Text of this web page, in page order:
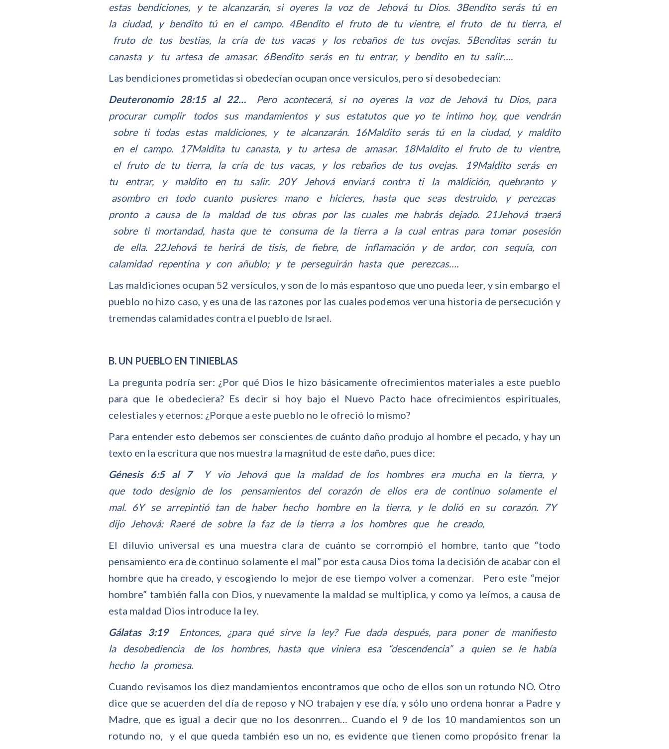
estas bendiciones, y te alcanzarán, si oyeres la voz de Jehová tu Dios. 3Bendito serás tú en
la ciudad, y bendito tú en el campo. 4Bendito el fruto de tu vientre, el fruto de tu tierra, el
fruto de tus bestias, la cría de tus vacas y los rebaños de tus ovejas. 5Benditas serán tu
canasta y tu artesa de amasar. 6Bendito serás en tu entrar, y bendito en tu salir….
Las bendiciones prometidas si obedecían ocupan once versículos, pero sí desobedecían:
Deuteronomio 28:15 al 22…Pero acontecerá, si no oyeres la voz de Jehová tu Dios, para
procurar cumplir todos sus mandamientos y sus estatutos que yo te intimo hoy, que vendrán
sobre ti todas estas maldiciones, y te alcanzarán. 16Maldito serás tú en la ciudad, y maldito
en el campo. 17Maldita tu canasta, y tu artesa de amasar. 18Maldito el fruto de tu vientre,
el fruto de tu tierra, la cría de tus vacas, y los rebaños de tus ovejas. 19Maldito serás en
tu entrar, y maldito en tu salir. 20Y Jehová enviará contra ti la maldición, quebranto y
asombro en todo cuanto pusieres mano e hicieres, hasta que seas destruido, y perezcas
pronto a causa de la maldad de tus obras por las cuales me habrás dejado. 21Jehová traerá
sobre ti mortandad, hasta que te consuma de la tierra a la cual entras para tomar posesión
de ella. 22Jehová te herirá de tisis, de fiebre, de inflamación y de ardor, con sequía, con
calamidad repentina y con añublo; y te perseguirán hasta que perezcas….
Las maldiciones ocupan 52 versículos, y son de lo más espantoso que uno pueda leer, y sin embargo el
pueblo no hizo caso, y es una de las razones por las cuales podemos ver una historia de persecución y
tremendas calamidades contra el pueblo de Israel.
B. UN PUEBLO EN TINIEBLAS
La pregunta podría ser: ¿Por qué Dios le hizo básicamente ofrecimientos materiales a este pueblo
para que le obedeciera? Es decir si hoy bajo el Nuevo Pacto hace ofrecimientos espirituales,
celestiales y eternos: ¿Porque a este pueblo no le ofreció lo mismo?
Para entender esto debemos ser conscientes de cuánto daño produjo al hombre el pecado, y hay un
texto en la escritura que nos muestra la magnitud de este daño, pues dice:
Génesis 6:5 al 7Y vio Jehová que la maldad de los hombres era mucha en la tierra, y
que todo designio de los pensamientos del corazón de ellos era de continuo solamente el
mal. 6Y se arrepintió tan de haber hecho hombre en la tierra, y le dolió en su corazón. 7Y
dijo Jehová: Raeré de sobre la faz de la tierra a los hombres que he creado,
El diluvio universal es una muestra clara de cuánto se corrompió el hombre, tanto que “todo
pensamiento era de continuo solamente el mal” por esta causa Dios toma la decisión de acabar con el
hombre que ha creado, y escogiendo lo mejor de ese tiempo volver a comenzar. Pero este “mejor
hombre” también falla con Dios, y nuevamente la maldad se multiplica, y como ya leímos, a causa de
esta maldad Dios introduce la ley.
Gálatas 3:19Entonces, ¿para qué sirve la ley? Fue dada después, para poner de manifiesto
la desobediencia de los hombres, hasta que viniera esa “descendencia” a quien se le había
hecho la promesa.
Cuando revisamos los diez mandamientos encontramos que ocho de ellos son un rotundo NO. Otro
dice que se acuerden del día de reposo y NO trabajen y ese día, y sólo uno ordena honrar a Padre y
Madre, que es igual a decir que no los desonrren… Cuando el 9 de los 10 mandamientos son un
rotundo no, y el que queda también eso un no, es evidente que tienen como propósito frenar la